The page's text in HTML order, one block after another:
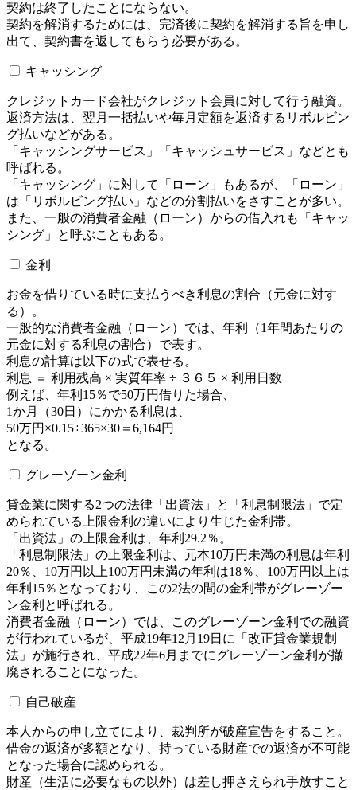
契約は終了したことにならない。
契約を解消するためには、完済後に契約を解消する旨を申し
出て、契約書を返してもらう必要がある。
キャッシング
クレジットカード会社がクレジット会員に対して行う融資。
返済方法は、翌月一括払いや毎月定額を返済するリボルビン
グ払いなどがある。
「キャッシングサービス」「キャッシュサービス」などとも
呼ばれる。
「キャッシング」に対して「ローン」もあるが、「ローン」
は「リボルビング払い」などの分割払いをさすことが多い。
また、一般の消費者金融（ローン）からの借入れも「キャッ
シング」と呼ぶこともある。
金利
お金を借りている時に支払うべき利息の割合（元金に対す
る）。
一般的な消費者金融（ローン）では、年利（1年間あたりの
元金に対する利息の割合）で表す。
利息の計算は以下の式で表せる。
利息 ＝ 利用残高 × 実質年率 ÷ ３６５ × 利用日数
例えば、年利15％で50万円借りた場合、
1か月（30日）にかかる利息は、
50万円×0.15÷365×30＝6,164円
となる。
グレーゾーン金利
貸金業に関する2つの法律「出資法」と「利息制限法」で定
められている上限金利の違いにより生じた金利帯。
「出資法」の上限金利は、年利29.2％。
「利息制限法」の上限金利は、元本10万円未満の利息は年利
20％、10万円以上100万円未満の年利は18％、100万円以上は
年利15％となっており、この2法の間の金利帯がグレーゾー
ン金利と呼ばれる。
消費者金融（ローン）では、このグレーゾーン金利での融資
が行われているが、平成19年12月19日に「改正貸金業規制
法」が施行され、平成22年6月までにグレーゾーン金利が撤
廃されることになった。
自己破産
本人からの申し立てにより、裁判所が破産宣告をすること。
借金の返済が多額となり、持っている財産での返済が不可能
となった場合に認められる。
財産（生活に必要なもの以外）は差し押さえられ手放すこと